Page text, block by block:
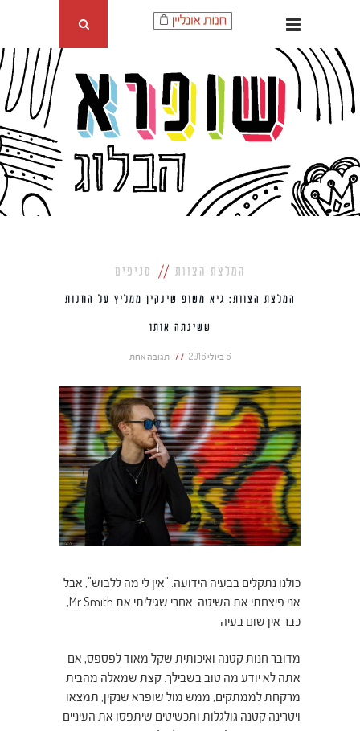
המלצת הצוות סניפים
המלצת הצוות: גיא משופ שינקין ממליץ על החנות
ששינתה אותו
6 ביולי 2016 תגובה אחת
כולנו נתקלים בבעיה הידועה: "אין לי מה ללבוש", אבל
אני פיצחתי את השיטה. אחרי שגיליתי את Mr Smith,
כבר אין שום בעיה.
מדובר חנות קטנה ואיכותית שקל מאוד לפספס, אם
אתה לא יודע מה טוב בשבילך. קצת שמאלה מהבית
מרקחת לממתקים, ממש מול שופרא שנקין, תמצאו
ויטרינה קטנה גולגלות ותכשיטים שיתפסו את העיניים